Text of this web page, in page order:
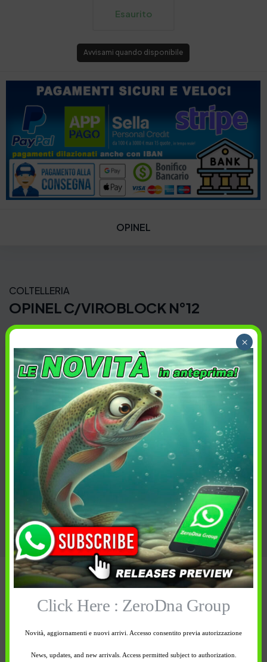
Esaurito
Avvisami quando disponibile
OPINEL
COLTELLERIA
OPINEL C/VIROBLOCK N°12
COD:C390145028C
Fai una domanda Preferiti
Descrizione
Categoria:
COLTELLERIA SPORTIVA
Descrizione
Spedizione e reso
Click Here : ZeroDna Group
Novità, aggiornamenti e nuovi arrivi. Accesso consentito previa autorizzazione
News, updates, and new arrivals. Access permitted subject to authorization.
×